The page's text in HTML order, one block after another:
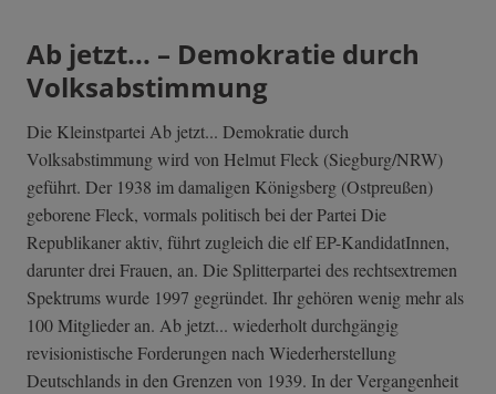
Ab jetzt... – Demokratie durch
Volksabstimmung
Die Kleinstpartei Ab jetzt... Demokratie durch
Volksabstimmung wird von Helmut Fleck (Siegburg/NRW)
geführt. Der 1938 im damaligen Königsberg (Ostpreußen)
geborene Fleck, vormals politisch bei der Partei Die
Republikaner aktiv, führt zugleich die elf EP-KandidatInnen,
darunter drei Frauen, an. Die Splitterpartei des rechtsextremen
Spektrums wurde 1997 gegründet. Ihr gehören wenig mehr als
100 Mitglieder an. Ab jetzt... wiederholt durchgängig
revisionistische Forderungen nach Wiederherstellung
Deutschlands in den Grenzen von 1939. In der Vergangenheit